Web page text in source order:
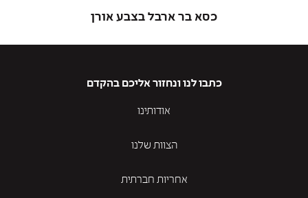
כסא בר ארבל בצבע אורן
כתבו לנו ונחזור אליכם בהקדם
אודותינו
הצוות שלנו
אחריות חברתית